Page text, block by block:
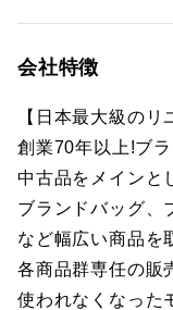
会社特徴
【日本最大級の
創業70年以上!ブ
中古品をメインと
ブランドバッグ、
など幅広い商品を
各商品群専任の販
使われなくなった